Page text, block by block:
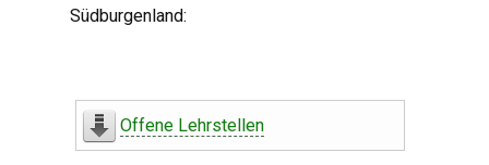
Südburgenland:
Offene Lehrstellen